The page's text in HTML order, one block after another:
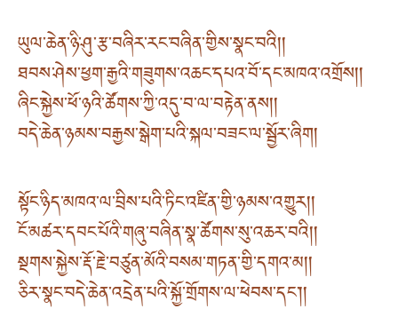
ཡུལ་ཆེན་ཉི་ཤུ་རྩ་བཞིར་རང་བཞིན་གྱིས་སྣང་བའི། །
ཐབས་ཤེས་ཕྱག་རྒྱའི་གཟུགས་འཆང་དཔའ་བོ་དང་མཁའ་འགྲོས། །
ཞིང་སྐྱེས་ཕོ་ཉའི་ཚོགས་ཀྱི་འདུ་བ་ལ་བརྟེན་ནས། །
བདེ་ཆེན་ཉམས་བརྒྱས་སྒེག་པའི་སྐལ་བཟང་ལ་སྦྱོར་ཞིག །
སྟོང་ཉིད་མཁའ་ལ་བྲིས་པའི་ཏིང་འཛིན་གྱི་ཉམས་འགྱུར། །
ངོ་མཚར་དབང་པོའི་གཞུ་བཞིན་སྣ་ཚོགས་སུ་འཆར་བའི། །
སྔགས་སྐྱེས་རྡོ་རྗེ་བཙུན་མོའི་བསམ་གཏན་གྱི་དགའ་མ། །
ཅིར་སྣང་བདེ་ཆེན་འདྲེན་པའི་སྐྱོ་གྲོགས་ལ་ཕེབས་དང༌། །